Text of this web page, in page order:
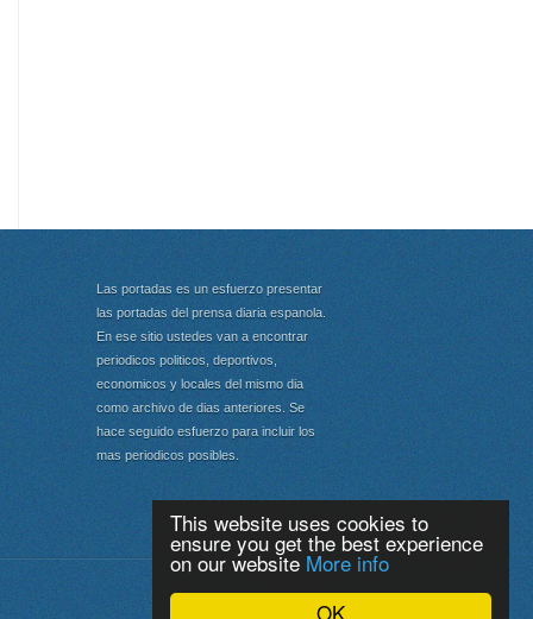
OK
This website uses cookies to
ensure you get the best experience
on our website More info
Las portadas es un esfuerzo presentar
las portadas del prensa diaria espanola.
En ese sitio ustedes van a encontrar
periodicos politicos, deportivos,
economicos y locales del mismo dia
como archivo de dias anteriores. Se
hace seguido esfuerzo para incluir los
mas periodicos posibles.